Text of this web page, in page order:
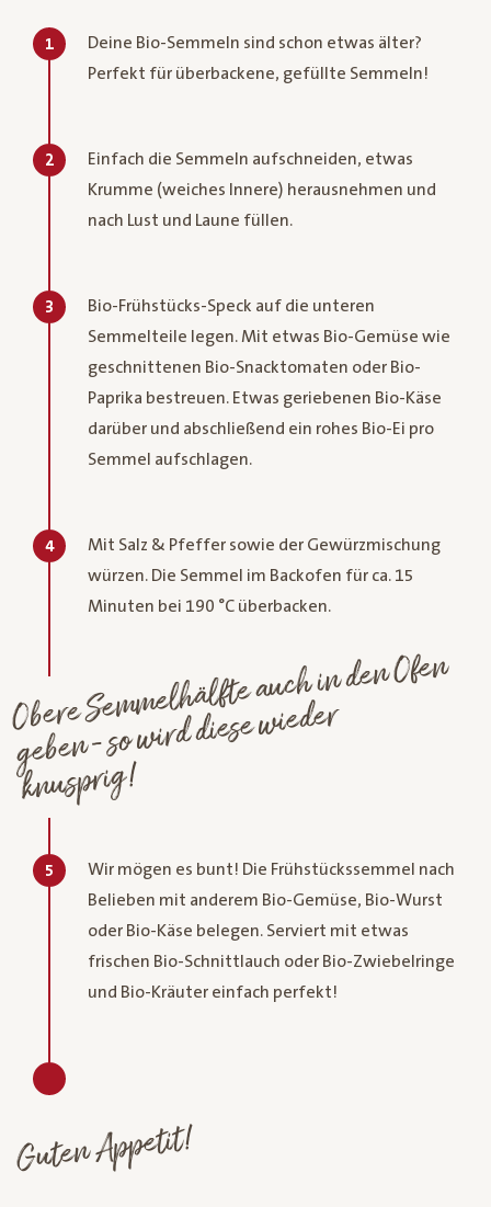
1
Deine Bio-Semmeln sind schon etwas älter?
Perfekt für überbackene, gefüllte Semmeln!
2
Einfach die Semmeln aufschneiden, etwas
Krumme (weiches Innere) herausnehmen und
nach Lust und Laune füllen.
3
Bio-Frühstücks-Speck auf die unteren
Semmelteile legen. Mit etwas Bio-Gemüse wie
geschnittenen Bio-Snacktomaten oder Bio-
Paprika bestreuen. Etwas geriebenen Bio-Käse
darüber und abschließend ein rohes Bio-Ei pro
Semmel aufschlagen.
4
Mit Salz & Pfeffer sowie der Gewürzmischung
würzen. Die Semmel im Backofen für ca. 15
Minuten bei 190 °C überbacken.
Obere Se
m
melhälfte auch in den Ofen
geben - so
wird diese
wieder
knusprig!
5
Wir mögen es bunt! Die Frühstückssemmel nach
Belieben mit anderem Bio-Gemüse, Bio-Wurst
oder Bio-Käse belegen. Serviert mit etwas
frischen Bio-Schnittlauch oder Bio-Zwiebelringe
und Bio-Kräuter einfach perfekt!
Guten Appetit!